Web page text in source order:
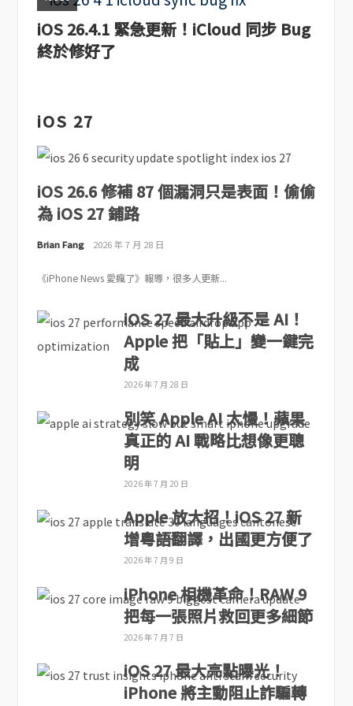
iOS 26.4.1 緊急更新！iCloud 同步 Bug
終於修好了
iOS 27
iOS 26.6 修補 87 個漏洞只是表面！偷偷
為 iOS 27 鋪路
Brian Fang 2026 年 7 月 28 日
《iPhone News 愛瘋了》報導，很多人更新...
iOS 27 最大升級不是 AI！
Apple 把「貼上」變一鍵完
成
2026 年 7 月 28 日
別笑 Apple AI 太慢！蘋果
真正的 AI 戰略比想像更聰
明
2026 年 7 月 20 日
Apple 放大招！iOS 27 新
增粵語翻譯，出國更方便了
2026 年 7 月 9 日
iPhone 相機革命！RAW 9
把每一張照片救回更多細節
2026 年 7 月 7 日
iOS 27 最大亮點曝光！
iPhone 將主動阻止詐騙轉